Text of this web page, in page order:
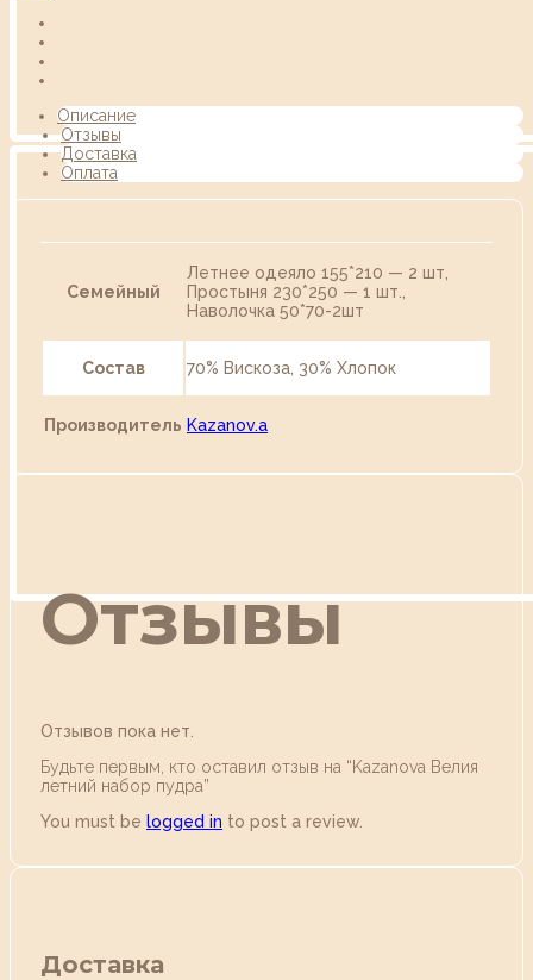
Описание
Отзывы
Доставка
Оплата
Семейный
Летнее одеяло 155*210 — 2 шт,
Простыня 230*250 — 1 шт.,
Наволочка 50*70-2шт
Состав 70% Вискоза, 30% Хлопок
Производитель Kazanov.a
Отзывы
Отзывов пока нет.
Будьте первым, кто оставил отзыв на “Kazanova Велия
летний набор пудра”
You must be logged in to post a review.
Доставка